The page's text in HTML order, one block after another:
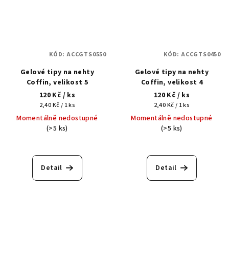
Gelové tipy na nehty
Coffin, velikost 5
120 Kč / ks
Měrná
cena:
2,40 Kč / 1 ks
Momentálně nedostupné
(>5 ks)
Detail
KÓD: ACCGTS0550
Gelové tipy na nehty
Coffin, velikost 4
120 Kč / ks
Měrná
cena:
2,40 Kč / 1 ks
Momentálně nedostupné
(>5 ks)
Detail
KÓD: ACCGTS0450